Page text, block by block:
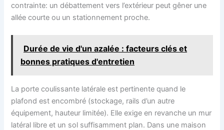
contrainte: un débattement vers l’extérieur peut gêner une
allée courte ou un stationnement proche.
Durée de vie d'un azalée : facteurs clés et
bonnes pratiques d'entretien
La porte coulissante latérale est pertinente quand le
plafond est encombré (stockage, rails d’un autre
équipement, hauteur limitée). Elle exige en revanche un mur
latéral libre et un sol suffisamment plan. Dans une maison